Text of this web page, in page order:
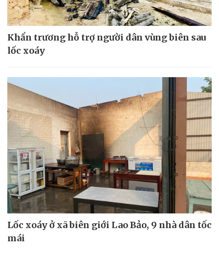
Khẩn trương hỗ trợ người dân vùng biên sau
lốc xoáy
Lốc xoáy ở xã biên giới Lao Bảo, 9 nhà dân tốc
mái